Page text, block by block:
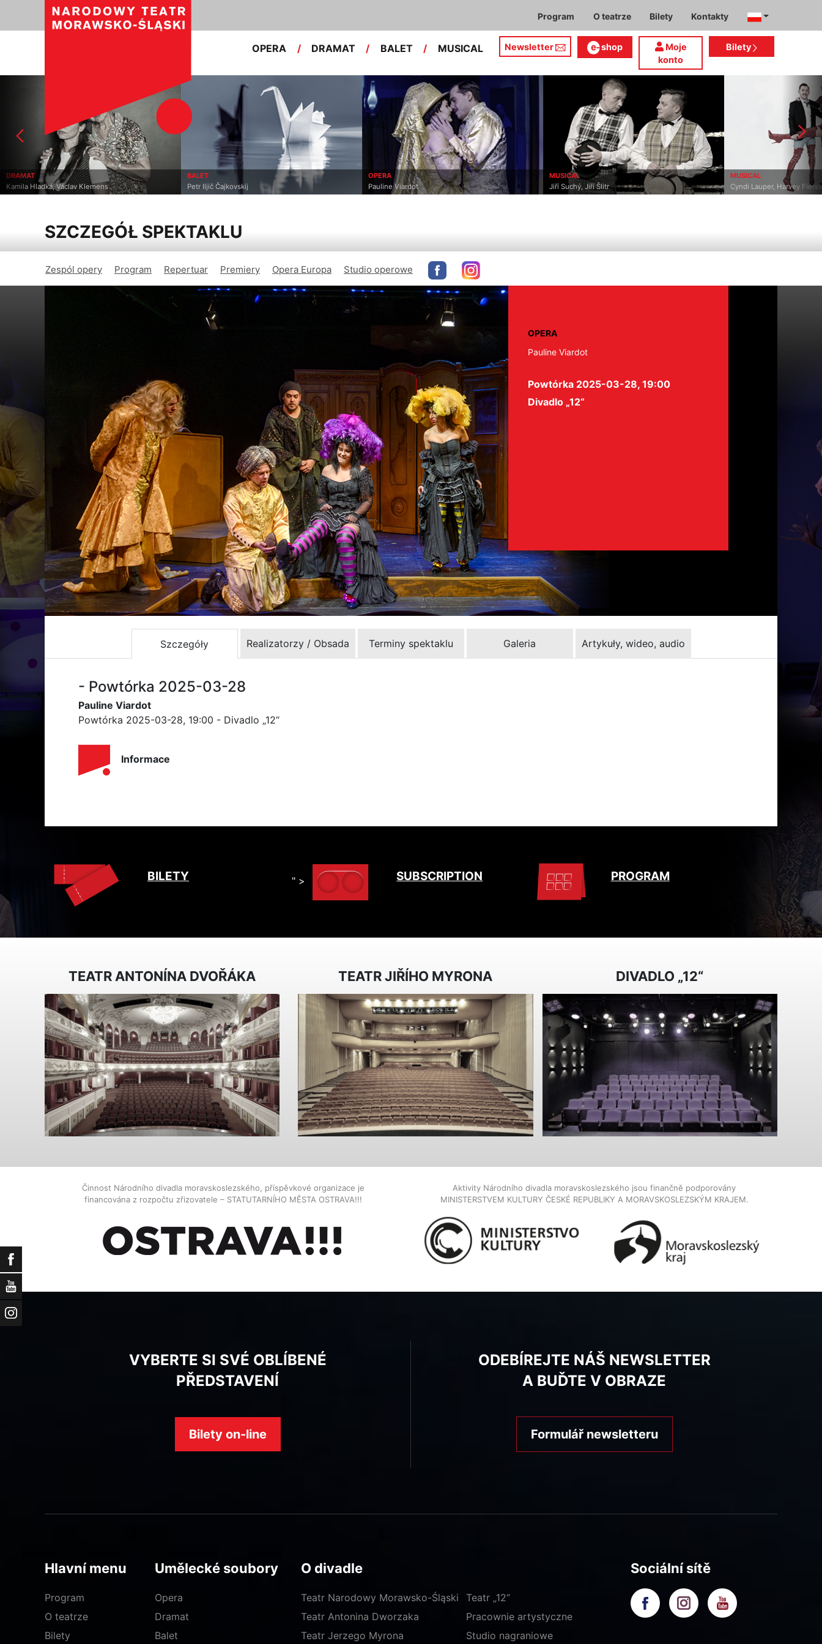
Facebook
YouTube
Instagram
Program O teatrze Bilety Kontakty
OPERA / DRAMAT / BALET / MUSICAL Newsletter shop
Moje
konto
Bilety
DRAMAT
Kamila Hladká, Václav Klemens
BALET
Petr Iljič Čajkovskij
OPERA
Pauline Viardot
MUSICAL
Jiří Suchý, Jiří Šlitr
MUSICAL
Cyndi Lauper, Harvey
SZCZEGÓŁ SPEKTAKLU
Zespól opery Program Repertuar Premiery Opera Europa Studio operowe
OPERA
Pauline Viardot
Powtórka 2025-03-28, 19:00
Divadlo „12“
Szczegóły Realizatorzy / Obsada Terminy spektaklu Galeria Artykuły, wideo, audio
- Powtórka 2025-03-28
Pauline Viardot
Powtórka 2025-03-28, 19:00 - Divadlo „12“
Informace
BILETY " > SUBSCRIPTION PROGRAM
TEATR ANTONÍNA DVOŘÁKA TEATR JIŘÍHO MYRONA DIVADLO „12“
Činnost Národního divadla moravskoslezského, příspěvkové organizace je
financována z rozpočtu zřizovatele – STATUTARNÍHO MĚSTA OSTRAVA!!!
Aktivity Národního divadla moravskoslezského jsou finančně podporovány
MINISTERSTVEM KULTURY ČESKÉ REPUBLIKY A MORAVSKOSLEZSKÝM KRAJEM.
VYBERTE SI SVÉ OBLÍBENÉ
PŘEDSTAVENÍ
Bilety on-line
ODEBÍREJTE NÁŠ NEWSLETTER
A BUĎTE V OBRAZE
Formulář newsletteru
Hlavní menu
Program
O teatrze
Bilety
Umělecké soubory
Opera
Dramat
Balet
O divadle
Teatr Narodowy Morawsko-Śląski
Teatr Antonina Dworzaka
Teatr Jerzego Myrona
Teatr „12“
Pracownie artystyczne
Studio nagraniowe
Sociální sítě